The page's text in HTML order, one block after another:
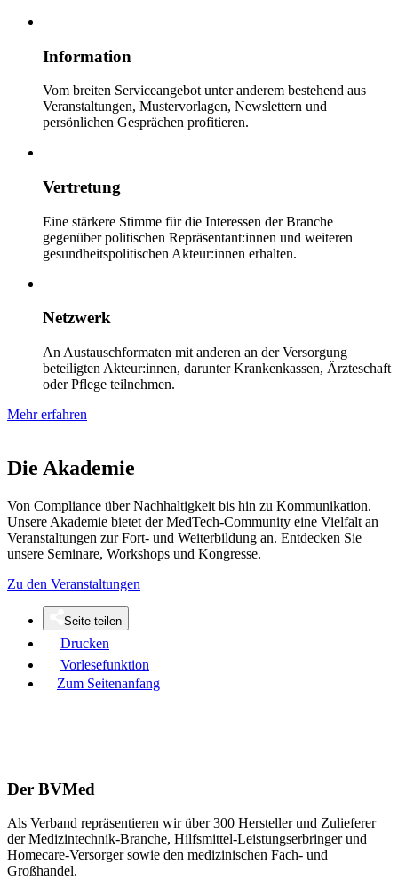
Information
Vom breiten Serviceangebot unter anderem bestehend aus
Veranstaltungen, Mustervorlagen, Newslettern und
persönlichen Gesprächen profitieren.
Vertretung
Eine stärkere Stimme für die Interessen der Branche
gegenüber politischen Repräsentant:innen und weiteren
gesundheitspolitischen Akteur:innen erhalten.
Netzwerk
An Austauschformaten mit anderen an der Versorgung
beteiligten Akteur:innen, darunter Krankenkassen, Ärzteschaft
oder Pflege teilnehmen.
Mehr erfahren
Die Akademie
Von Compliance über Nachhaltigkeit bis hin zu Kommunikation.
Unsere Akademie bietet der MedTech-Community eine Vielfalt an
Veranstaltungen zur Fort- und Weiterbildung an. Entdecken Sie
unsere Seminare, Workshops und Kongresse.
Zu den Veranstaltungen
Seite teilen
Drucken
Vorlesefunktion
Zum Seitenanfang
Der BVMed
Als Verband repräsentieren wir über 300 Hersteller und Zulieferer
der Medizintechnik-Branche, Hilfsmittel-Leistungserbringer und
Homecare-Versorger sowie den medizinischen Fach- und
Großhandel.